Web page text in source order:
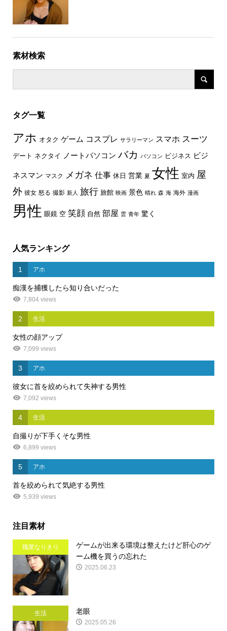
素材検索
タグ一覧
アホ オタク ゲーム コスプレ サラリーマン スマホ スーツ
デート ネクタイ ノートパソコン バカ パソコン ビジネス ビジ
ネスマン マスク メガネ 仕事 休日 営業 夏 女性 室内 屋
外 彼女 怒る 撮影 新人 旅行 旅館 映画 景色 晴れ 森 海 海外 漫画
男性 眼鏡 空 笑顔 自然 部屋 雲 青年 驚く
人気ランキング
1 アホ
痴漢を捕獲したら知り合いだった
7,804 views
2 生活
女性の顔アップ
7,099 views
3 アホ
彼女に首を絞められて失神する男性
7,092 views
4 生活
自撮りが下手くそな男性
6,899 views
5 アホ
首を絞められて気絶する男性
5,939 views
注目素材
職業なりきり
ゲームが出来る環境は整えたけど肝心のゲ
ーム機を買うの忘れた
2025.06.23
生活 老眼
2025.05.26